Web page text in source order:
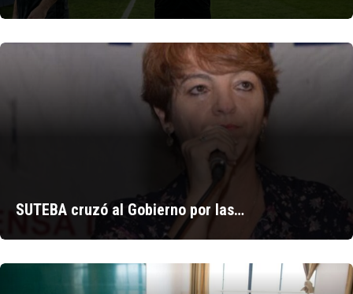
SUTEBA cruzó al Gobierno por las…